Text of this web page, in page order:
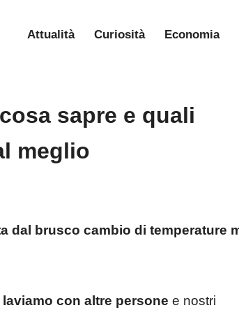
Attualità Curiosità Economia
sapre e quali
meglio
dal brusco cambio di temperature
con altre persone e nostri